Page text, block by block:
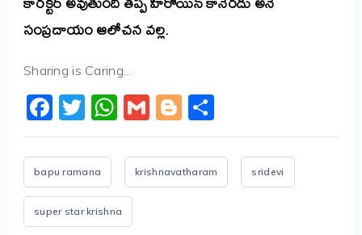
సంప్రదాయం ఆలోచన వల్ల.
Sharing is Caring...
Facebook
Twitter
WhatsApp
GmailBlogger
Share
bapu ramana krishnavatharam sridevi
super star krishna